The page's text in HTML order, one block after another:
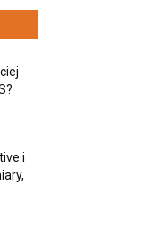
i